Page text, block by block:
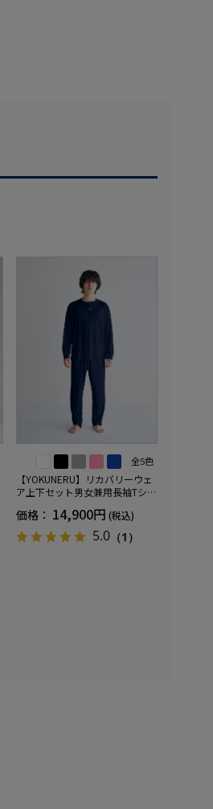
全5色
【YOKUNERU】リカバリーウェ
ア上下セット男女兼用長袖Tシャ
進遠赤外線快眠NANOMIX(R)【一
般医療機器】SS～LLサイズ
価格： 14,900円 (税込)
5.0 （1）